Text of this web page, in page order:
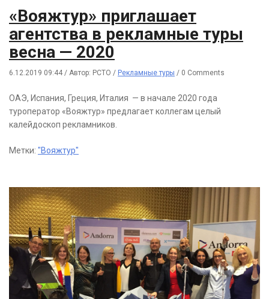
«Вояжтур» приглашает
агентства в рекламные туры
весна — 2020
6.12.2019 09:44 / Автор: РСТО / Рекламные туры / 0 Comments
ОАЭ, Испания, Греция, Италия — в начале 2020 года
туроператор «Вояжтур» предлагает коллегам целый
калейдоскоп рекламников.
Метки: "Вояжтур"